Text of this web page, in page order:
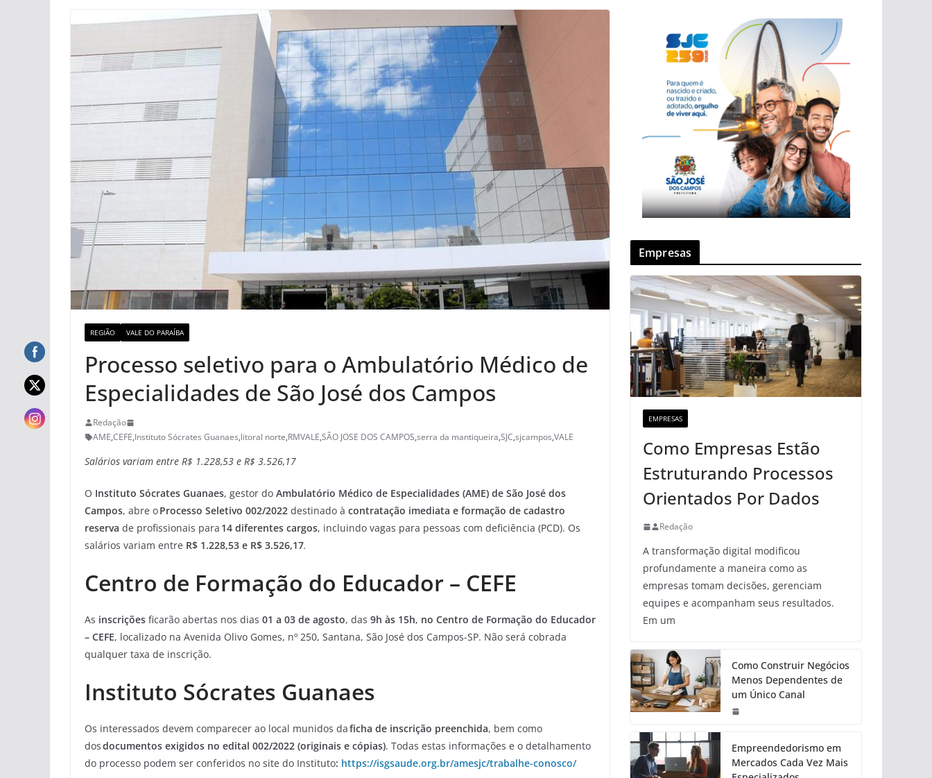
REGIÃO VALE DO PARAÍBA
Processo seletivo para o Ambulatório Médico de
Especialidades de São José dos Campos
Redação
AME,CEFE,Instituto Sócrates Guanaes,litoral norte,RMVALE,SÃO JOSE DOS CAMPOS,serra da mantiqueira,SJC,sjcampos,VALE
Salários variam entre R$ 1.228,53 e R$ 3.526,17
O Instituto Sócrates Guanaes, gestor do Ambulatório Médico de Especialidades (AME) de São José dos
Campos, abre oProcesso Seletivo 002/2022 destinado à contratação imediata e formação de cadastro
reserva de profissionais para 14 diferentes cargos, incluindo vagas para pessoas com deficiência (PCD). Os
salários variam entre R$ 1.228,53 e R$ 3.526,17.
Centro de Formação do Educador – CEFE
As inscrições ficarão abertas nos dias 01 a 03 de agosto, das 9h às 15h, no Centro de Formação do Educador
– CEFE, localizado na Avenida Olivo Gomes, nº 250, Santana, São José dos Campos-SP. Não será cobrada
qualquer taxa de inscrição.
Instituto Sócrates Guanaes
Os interessados devem comparecer ao local munidos daficha de inscrição preenchida, bem como
dosdocumentos exigidos no edital 002/2022 (originais e cópias). Todas estas informações e o detalhamento
do processo podem ser conferidos no site do Instituto: https://isgsaude.org.br/amesjc/trabalhe-conosco/
Empresas
EMPRESAS
Como Empresas Estão
Estruturando Processos
Orientados Por Dados
Redação
A transformação digital modificou
profundamente a maneira como as
empresas tomam decisões, gerenciam
equipes e acompanham seus resultados.
Em um
Como Construir Negócios
Menos Dependentes de
um Único Canal
Empreendedorismo em
Mercados Cada Vez Mais